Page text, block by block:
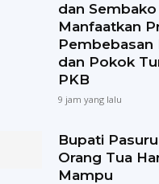
dan Sembako
Manfaatkan
Pembebasan
dan Pokok
PKB
9 jam yang lalu
Bupati
Orang Tua
Mampu